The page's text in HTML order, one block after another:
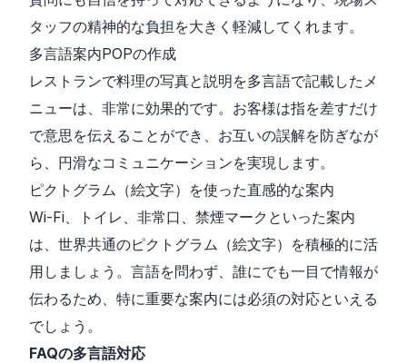
タッフの精神的な負担を大きく軽減してくれます。
多言語案内POPの作成
レストランで料理の写真と説明を多言語で記載したメ
ニューは、非常に効果的です。お客様は指を差すだけ
で意思を伝えることができ、お互いの誤解を防ぎなが
ら、円滑なコミュニケーションを実現します。
ピクトグラム（絵文字）を使った直感的な案内
Wi-Fi、トイレ、非常口、禁煙マークといった案内
は、世界共通のピクトグラム（絵文字）を積極的に活
用しましょう。言語を問わず、誰にでも一目で情報が
伝わるため、特に重要な案内には必須の対応といえる
でしょう。
FAQの多言語対応